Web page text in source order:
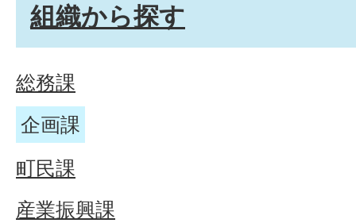
組織から探す
総務課
企画課
町民課
産業振興課